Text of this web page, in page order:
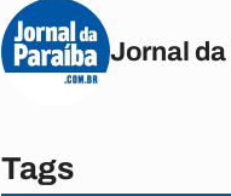
Jornal
Tags